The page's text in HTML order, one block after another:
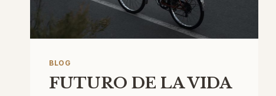
BLOG
FUTURO DE LA VIDA